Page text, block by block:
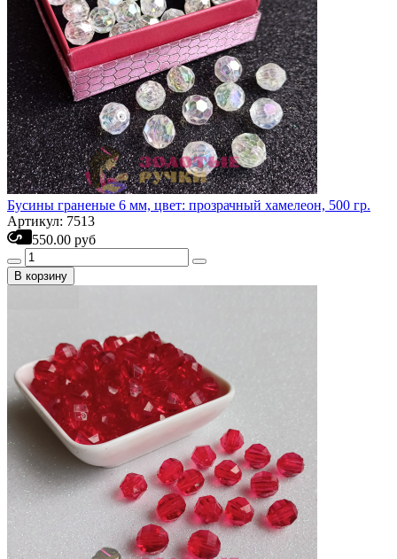
Бусины граненые 6 мм, цвет: прозрачный хамелеон, 500 гр.
Артикул: 7513
550.00 руб
В корзину